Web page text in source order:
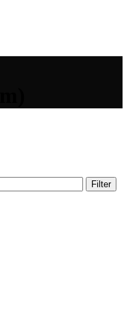
Filter